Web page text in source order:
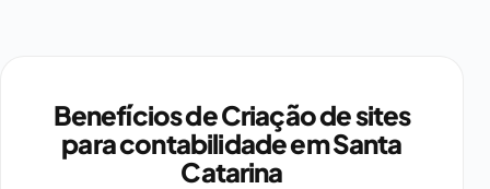
Benefícios de Criação de sites
para contabilidade em Santa
Catarina